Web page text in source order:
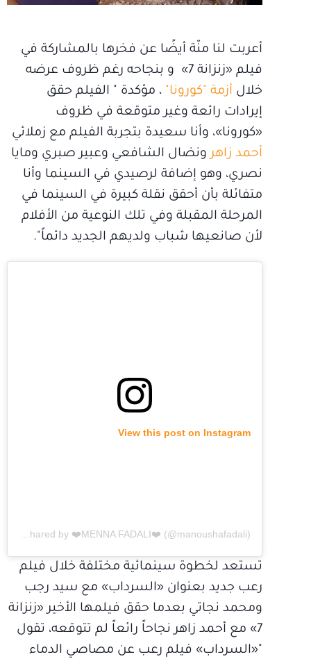
أعربت لنا منّة أيضًا عن فخرها بالمشاركة في
فيلم «زنزانة 7» و بنجاحه رغم ظروف عرضه
خلال أزمة "كورونا" ، مؤكدة " الفيلم حقق
إيرادات رائعة وغير متوقعة في ظروف
«كورونا»، وأنا سعيدة بتجربة الفيلم مع زملائي
أحمد زاهر ونضال الشافعي وعبير صبري ومايا
نصري، وهو إضافة لرصيدي في السينما وأنا
متفائلة بأن أحقق نقلة كبيرة في السينما في
المرحلة المقبلة وفي تلك النوعية من الأفلام
لأن صانعيها شباب ولديهم الجديد دائماً".
View this post on Instagram
A post shared by ❤️MENNA FADALI❤️ (@manoushafadali)
تستعد لخطوة سينمائية مختلفة خلال فيلم
رعب جديد بعنوان «السرداب» مع سيد رجب
ومحمد نجاتي بعدما حقق فيلمها الأخير «زنزانة
7» مع أحمد زاهر نجاحاً رائعاً لم تتوقعه، تقول
"«السرداب» فيلم رعب عن مصاصي الدماء